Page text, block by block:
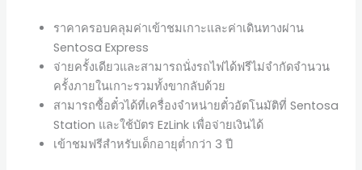
ราคาครอบคลุมค่าเข้าชมเกาะและค่าเดินทางผ่าน
Sentosa Express
จ่ายครั้งเดียวและสามารถนั่งรถไฟได้ฟรีไม่จำกัดจำนวน
ครั้งภายในเกาะรวมทั้งขากลับด้วย
สามารถซื้อตั๋วได้ที่เครื่องจำหน่ายตั๋วอัตโนมัติที่ Sentosa
Station และใช้บัตร EzLink เพื่อจ่ายเงินได้
เข้าชมฟรีสำหรับเด็กอายุต่ำกว่า 3 ปี